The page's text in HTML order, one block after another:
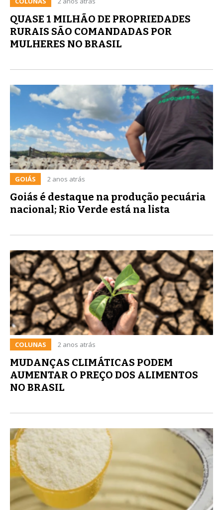
QUASE 1 MILHÃO DE PROPRIEDADES
RURAIS SÃO COMANDADAS POR
MULHERES NO BRASIL
GOIÁS 2 anos atrás
Goiás é destaque na produção pecuária
nacional; Rio Verde está na lista
COLUNAS 2 anos atrás
MUDANÇAS CLIMÁTICAS PODEM
AUMENTAR O PREÇO DOS ALIMENTOS
NO BRASIL